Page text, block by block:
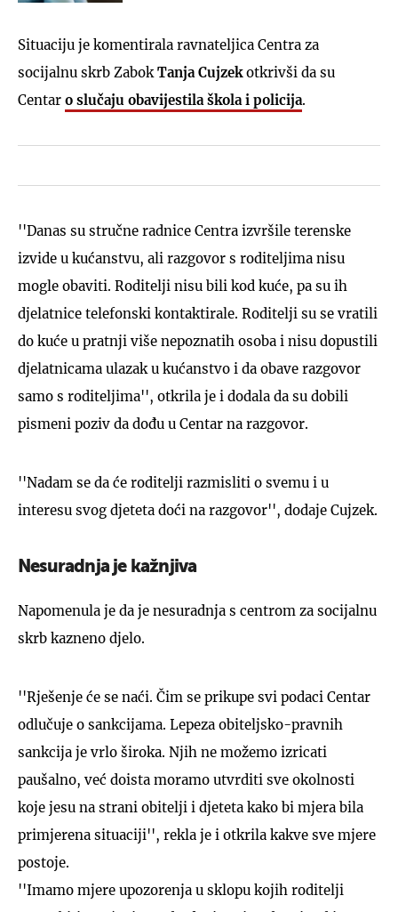
Situaciju je komentirala ravnateljica Centra za
socijalnu skrb Zabok Tanja Cujzekotkrivši da su
Centar o slučaju obavijestila škola i policija.
''Danas su stručne radnice Centra izvršile terenske
izvide u kućanstvu, ali razgovor s roditeljima nisu
mogle obaviti. Roditelji nisu bili kod kuće, pa su ih
djelatnice telefonski kontaktirale. Roditelji su se vratili
do kuće u pratnji više nepoznatih osoba i nisu dopustili
djelatnicama ulazak u kućanstvo i da obave razgovor
samo s roditeljima'', otkrila je i dodala da su dobili
pismeni poziv da dođu u Centar na razgovor.
''Nadam se da će roditelji razmisliti o svemu i u
interesu svog djeteta doći na razgovor'', dodaje Cujzek.
Nesuradnja je kažnjiva
Napomenula je da je nesuradnja s centrom za socijalnu
skrb kazneno djelo.
''Rješenje će se naći. Čim se prikupe svi podaci Centar
odlučuje o sankcijama. Lepeza obiteljsko-pravnih
sankcija je vrlo široka. Njih ne možemo izricati
paušalno, već doista moramo utvrditi sve okolnosti
koje jesu na strani obitelji i djeteta kako bi mjera bila
primjerena situaciji'', rekla je i otkrila kakve sve mjere
postoje.
''Imamo mjere upozorenja u sklopu kojih roditelji